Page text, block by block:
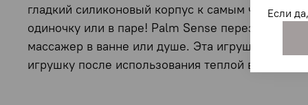
гладкий силиконовый корпус к самым
одиночку или в паре! Palm Sense
массажер в ванне или душе. Эта игрушка,
игрушку после использования теплой водой и
Если